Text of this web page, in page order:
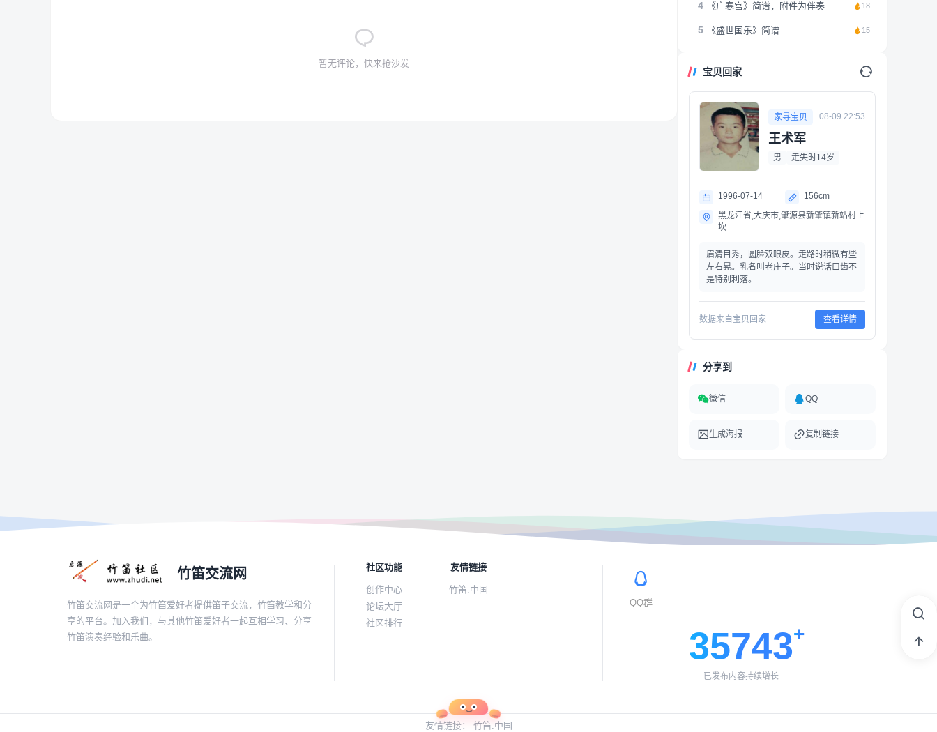
暂无评论，快来抢沙发
4 《广寒宫》简谱，附件为伴奏 18
5 《盛世国乐》简谱 15
宝贝回家
家寻宝贝 08-09 22:53
王术军
男 走失时14岁
1996-07-14
156cm
黑龙江省,大庆市,肇源县新肇镇新站村上
坎
眉清目秀，圆脸双眼皮。走路时稍微有些
左右晃。乳名叫老庄子。当时说话口齿不
是特别利落。
数据来自宝贝回家 查看详情
分享到
微信 QQ
生成海报 复制链接
竹笛交流网
竹笛交流网是一个为竹笛爱好者提供笛子交流，竹笛教学和分
享的平台。加入我们，与其他竹笛爱好者一起互相学习、分享
竹笛演奏经验和乐曲。
社区功能
创作中心
论坛大厅
社区排行
友情链接
竹笛.中国
QQ群
35743
已发布内容持续增长
友情链接： 竹笛.中国